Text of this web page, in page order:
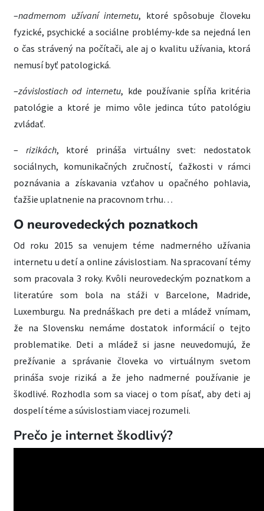
–nadmernom užívaní internetu, ktoré spôsobuje človeku
fyzické, psychické a sociálne problémy-kde sa nejedná len
o čas strávený na počítači, ale aj o kvalitu užívania, ktorá
nemusí byť patologická.
–závislostiach od internetu, kde používanie spĺňa kritéria
patológie a ktoré je mimo vôle jedinca túto patológiu
zvládať.
– rizikách, ktoré prináša virtuálny svet: nedostatok
sociálnych, komunikačných zručností, ťažkosti v rámci
poznávania a získavania vzťahov u opačného pohlavia,
ťažšie uplatnenie na pracovnom trhu…
O neurovedeckých poznatkoch
Od roku 2015 sa venujem téme nadmerného užívania
internetu u detí a online závislostiam. Na spracovaní témy
som pracovala 3 roky. Kvôli neurovedeckým poznatkom a
literatúre som bola na stáži v Barcelone, Madride,
Luxemburgu. Na prednáškach pre deti a mládež vnímam,
že na Slovensku nemáme dostatok informácií o tejto
problematike. Deti a mládež si jasne neuvedomujú, že
prežívanie a správanie človeka vo virtuálnym svetom
prináša svoje riziká a že jeho nadmerné používanie je
škodlivé. Rozhodla som sa viacej o tom písať, aby deti aj
dospelí téme a súvislostiam viacej rozumeli.
Prečo je internet škodlivý?